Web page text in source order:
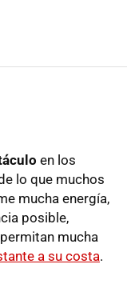
en los
lo que muchos
mucha energía,
posible,
mucha
a su costa.